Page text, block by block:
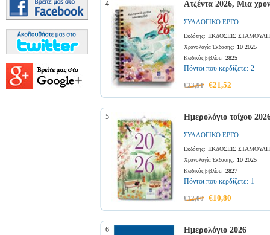
4 Ατζέντα 2026, Μια
ΣΥΛΛΟΓΙΚΟ ΕΡΓΟ
Εκδότης: ΕΚΔΟΣΕΙΣ ΣΤΑΜΟΥΛΗ
Χρονολογία Έκδοσης: 10 2025
Κωδικός βιβλίου: 2825
Πόντοι που κερδίζετε: 2
€23,91 €21,52
5 Ημερολόγιο τοίχου
ΣΥΛΛΟΓΙΚΟ ΕΡΓΟ
Εκδότης: ΕΚΔΟΣΕΙΣ ΣΤΑΜΟΥΛΗ
Χρονολογία Έκδοσης: 10 2025
Κωδικός βιβλίου: 2827
Πόντοι που κερδίζετε: 1
€12,00 €10,80
6 Ημερολόγιο 2026